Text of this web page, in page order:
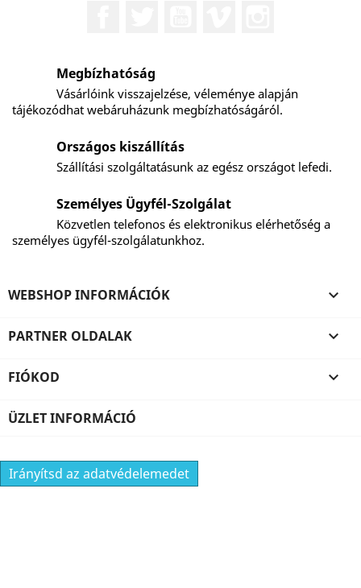
Megbízhatóság
Vásárlóink visszajelzése, véleménye alapján
tájékozódhat webáruházunk megbízhatóságáról.
Országos kiszállítás
Szállítási szolgáltatásunk az egész országot lefedi.
Személyes Ügyfél-Szolgálat
Közvetlen telefonos és elektronikus elérhetőség a
személyes ügyfél-szolgálatunkhoz.
WEBSHOP INFORMÁCIÓK 
PARTNER OLDALAK 
FIÓKOD 
ÜZLET INFORMÁCIÓ
Irányítsd az adatvédelemedet